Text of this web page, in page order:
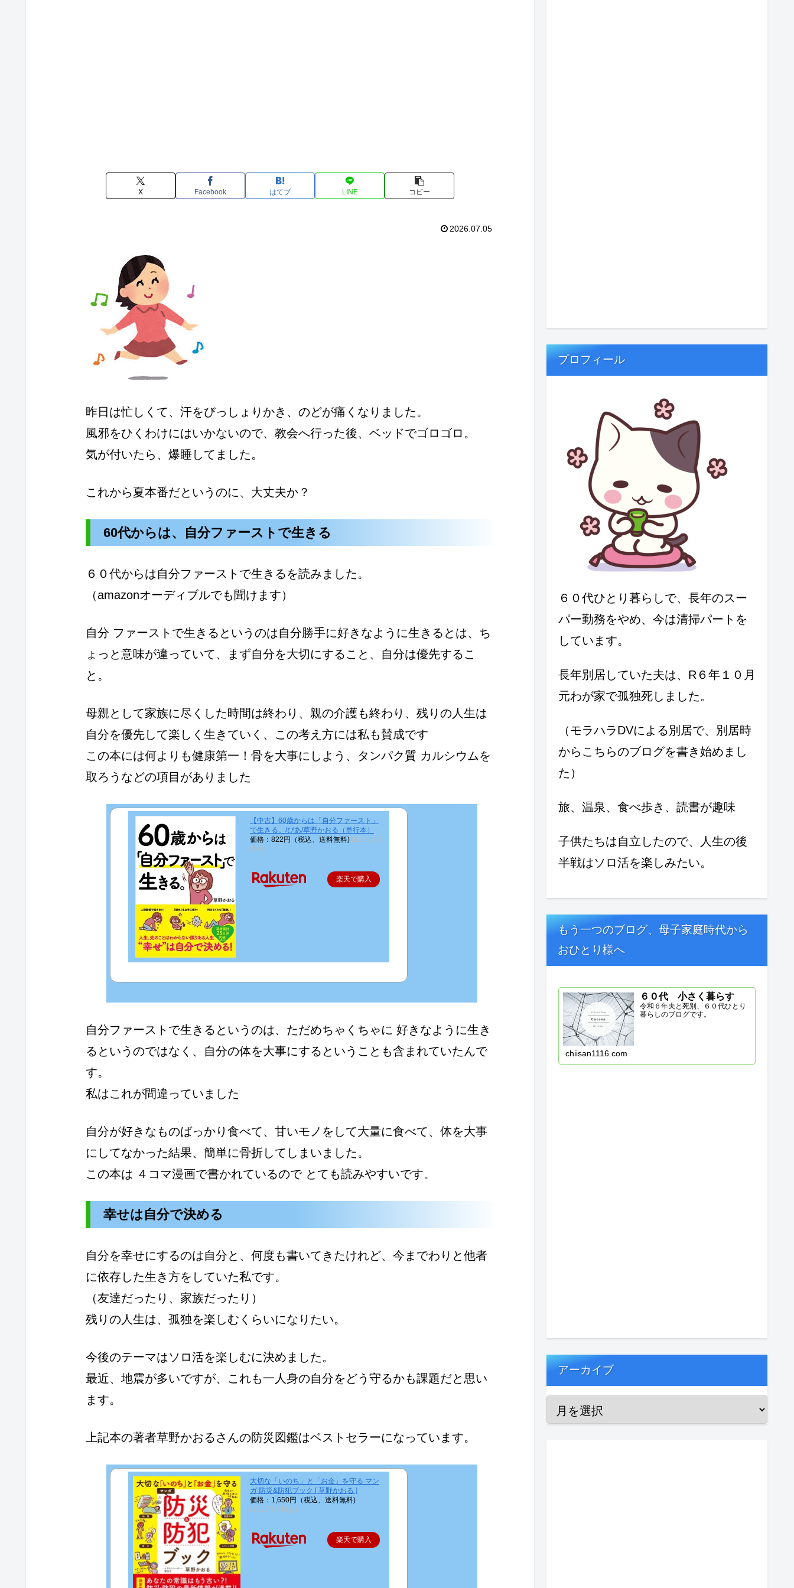
X Facebook はてブ LINE コピー
2026.07.05
昨日は忙しくて、汗をびっしょりかき、のどが痛くなりました。
風邪をひくわけにはいかないので、教会へ行った後、ベッドでゴロゴロ。
気が付いたら、爆睡してました。
これから夏本番だというのに、大丈夫か？
60代からは、自分ファーストで生きる
６０代からは自分ファーストで生きるを読みました。
（amazonオーディブルでも聞けます）
自分 ファーストで生きるというのは自分勝手に好きなように生きるとは、ち
ょっと意味が違っていて、まず自分を大切にすること、自分は優先するこ
と。
母親として家族に尽くした時間は終わり、親の介護も終わり、残りの人生は
自分を優先して楽しく生きていく、この考え方には私も賛成です
この本には何よりも健康第一！骨を大事にしよう、タンパク質 カルシウムを
取ろうなどの項目がありました
【中古】60歳からは「自分ファースト」
で生きる。/ぴあ/草野かおる（単行本）
価格：822円（税込、送料無料) (2026/7/5
時点)
楽天で購入
自分ファーストで生きるというのは、ただめちゃくちゃに 好きなように生き
るというのではなく、自分の体を大事にするということも含まれていたんで
す。
私はこれが間違っていました
自分が好きなものばっかり食べて、甘いモノをして大量に食べて、体を大事
にしてなかった結果、簡単に骨折してしまいました。
この本は ４コマ漫画で書かれているので とても読みやすいです。
幸せは自分で決める
自分を幸せにするのは自分と、何度も書いてきたけれど、今までわりと他者
に依存した生き方をしていた私です。
（友達だったり、家族だったり）
残りの人生は、孤独を楽しむくらいになりたい。
今後のテーマはソロ活を楽しむに決めました。
最近、地震が多いですが、これも一人身の自分をどう守るかも課題だと思い
ます。
上記本の著者草野かおるさんの防災図鑑はベストセラーになっています。
大切な「いのち」と「お金」を守る マン
ガ 防災&防犯ブック [ 草野かおる ]
価格：1,650円（税込、送料無料)
(2026/7/5時点)
楽天で購入
プロフィール
６０代ひとり暮らしで、長年のスー
パー勤務をやめ、今は清掃パートを
しています。
長年別居していた夫は、R６年１０月
元わが家で孤独死しました。
（モラハラDVによる別居で、別居時
からこちらのブログを書き始めまし
た）
旅、温泉、食べ歩き、読書が趣味
子供たちは自立したので、人生の後
半戦はソロ活を楽しみたい。
もう一つのブログ、母子家庭時代から
おひとり様へ
６０代 小さく暮らす
令和６年夫と死別、６０代ひとり
暮らしのブログです。
chiisan1116.com
アーカイブ